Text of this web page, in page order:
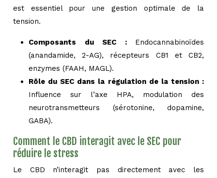
est essentiel pour une gestion optimale de la
tension.
Composants du SEC : Endocannabinoïdes
(anandamide, 2-AG), récepteurs CB1 et CB2,
enzymes (FAAH, MAGL).
Rôle du SEC dans la régulation de la tension :
Influence sur l’axe HPA, modulation des
neurotransmetteurs (sérotonine, dopamine,
GABA).
Comment le CBD interagit avec le SEC pour
réduire le stress
Le CBD n’interagit pas directement avec les